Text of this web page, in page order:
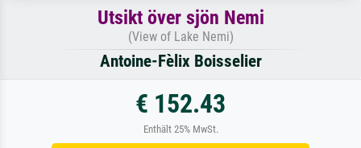
Utsikt över sjön Nemi
(View of Lake Nemi)
Antoine-Fèlix Boisselier
€ 152.43
Enthält 25% MwSt.